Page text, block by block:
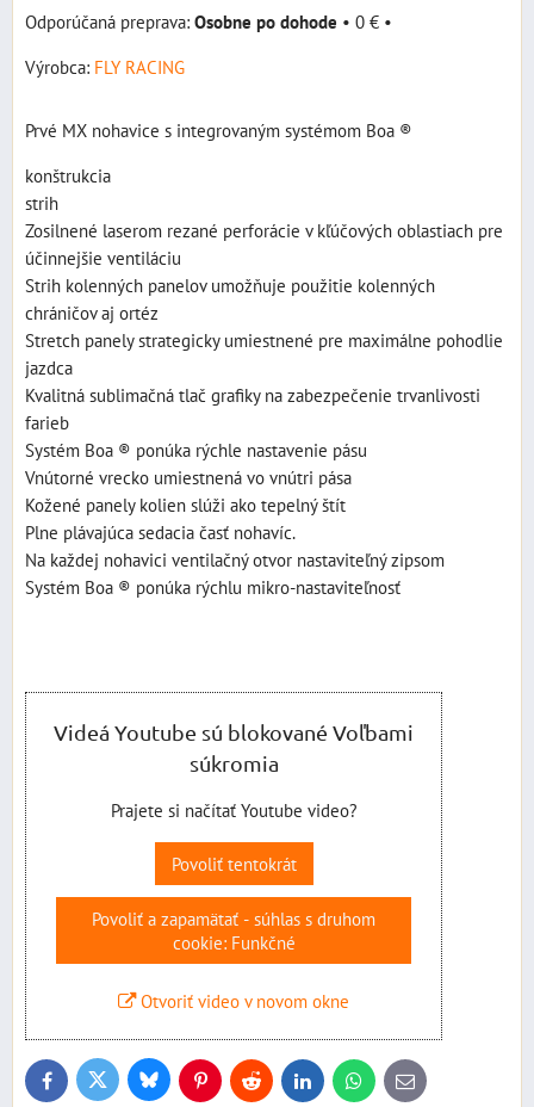
Osobne po dohode • 0 € •
Výrobca: FLY RACING
Prvé MX nohavice s integrovaným systémom Boa ®
konštrukcia
strih
Zosilnené laserom rezané perforácie v kľúčových oblastiach pre
účinnejšie ventiláciu
Strih kolenných panelov umožňuje použitie kolenných
chráničov aj ortéz
Stretch panely strategicky umiestnené pre maximálne pohodlie
jazdca
Kvalitná sublimačná tlač grafiky na zabezpečenie trvanlivosti
farieb
Systém Boa ® ponúka rýchle nastavenie pásu
Vnútorné vrecko umiestnená vo vnútri pása
Kožené panely kolien slúži ako tepelný štít
Plne plávajúca sedacia časť nohavíc.
Na každej nohavici ventilačný otvor nastaviteľný zipsom
Systém Boa ® ponúka rýchlu mikro-nastaviteľnosť
Videá Youtube sú blokované Voľbami
súkromia
Prajete si načítať Youtube video?
Povoliť tentokrát
Povoliť a zapamätať - súhlas s druhom
cookie: Funkčné
Otvoriť video v novom okne
FacebookTwitter BlueskyPinterestReddit LinkedInWhatsApp
E-
mail